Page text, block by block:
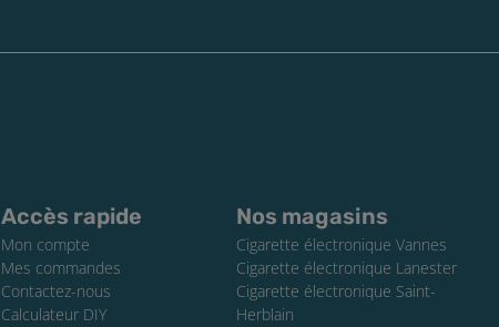
Accès rapide
Mon compte
Mes commandes
Contactez-nous
Calculateur DIY
Nos magasins
Cigarette électronique Vannes
Cigarette électronique Lanester
Cigarette électronique Saint-
Herblain